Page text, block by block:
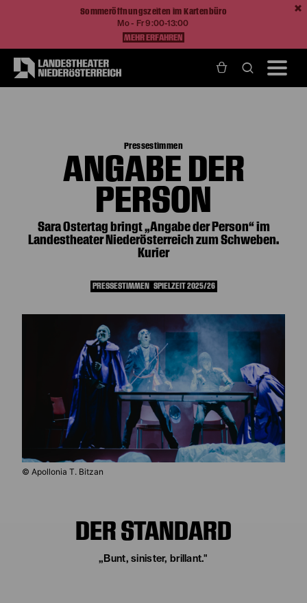
Sommeröffnungszeiten im Kartenbüro
Mo - Fr 9:00-13:00
MEHR ERFAHREN
Pressestimmen
ANGABE DER
PERSON
Sara Ostertag bringt „Angabe der Person“ im
Landestheater Niederösterreich zum Schweben.
Kurier
PRESSESTIMMEN SPIELZEIT 2025/26
© Apollonia T. Bitzan
DER STANDARD
„Bunt, sinister, brillant."